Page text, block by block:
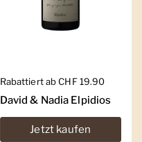
Regulärer Preis
Rabattiert ab CHF 19.90
David & Nadia Elpidios
Jetzt kaufen